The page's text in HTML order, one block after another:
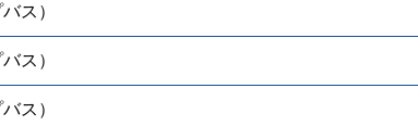
ス）
ス）
ス）